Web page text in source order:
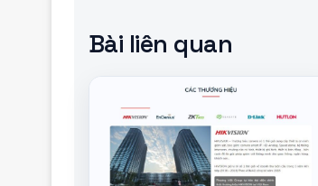
Bài liên quan